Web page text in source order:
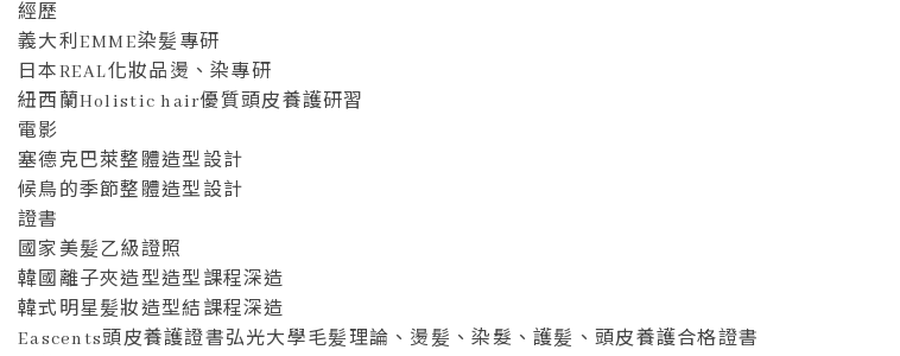
經歷
義大利EMME染髪專研
日本REAL化妝品燙、染專研
紐西蘭Holistic hair優質頭皮養護研習
電影
塞德克巴萊整體造型設計
候鳥的季節整體造型設計
證書
國家美髪乙級證照
韓國離子夾造型造型課程深造
韓式明星髪妝造型結課程深造
Eascents頭皮養護證書弘光大學毛髪理論、燙髪、染髮、護髪、頭皮養護合格證書